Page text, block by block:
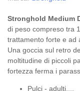
Stronghold Medium
di peso compreso tra
trattamento forte e ad
Una goccia sul retro
moltitudine di piccoli
fortezza ferma i
Pulci - adulti,...